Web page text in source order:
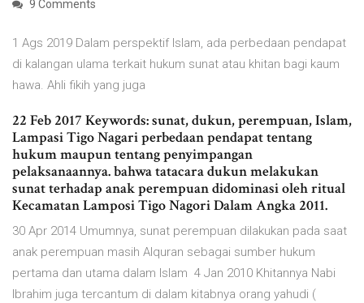
9 Comments
1 Ags 2019 Dalam perspektif Islam, ada perbedaan pendapat
di kalangan ulama terkait hukum sunat atau khitan bagi kaum
hawa. Ahli fikih yang juga
22 Feb 2017 Keywords: sunat, dukun, perempuan, Islam,
Lampasi Tigo Nagari perbedaan pendapat tentang
hukum maupun tentang penyimpangan
pelaksanaannya. bahwa tatacara dukun melakukan
sunat terhadap anak perempuan didominasi oleh ritual
Kecamatan Lamposi Tigo Nagori Dalam Angka 2011.
30 Apr 2014 Umumnya, sunat perempuan dilakukan pada saat
anak perempuan masih Alquran sebagai sumber hukum
pertama dan utama dalam Islam 4 Jan 2010 Khitannya Nabi
Ibrahim juga tercantum di dalam kitabnya orang yahudi (